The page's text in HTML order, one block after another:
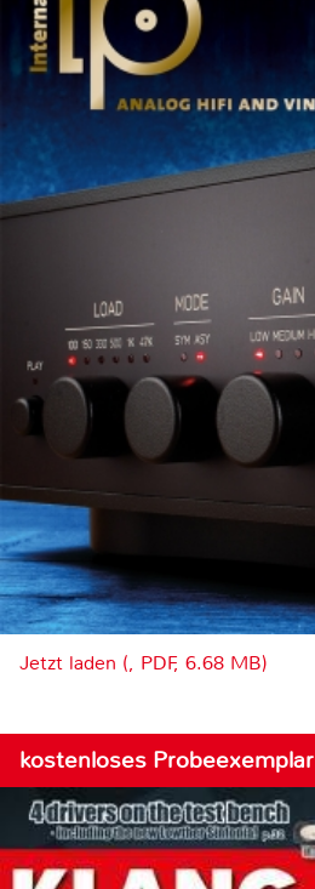
Jetzt laden (, PDF, 6.68 MB)
kostenloses Probeexemplar